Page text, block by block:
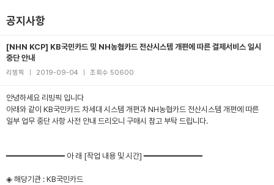
공지사항
[NHN KCP] KB국민카드 및 NH농협카드 전산시스템 개편에 따른 결제서비스 일시
중단 안내
리빙픽 2019-09-04 조회수 50600
안녕하세요 리빙픽 입니다
아래와 같이 KB국민카드 차세대 시스템 개편과 NH농협카드 전산시스템 개편에 따른
일부 업무 중단 사항 사전 안내 드리오니 구매시 참고 부탁 드립니다.
━━━━━━━━━━━━ 아 래 [작업 내용 및 시간] ━━━━━━━━━━━━
◈ 해당기관 : KB국민카드